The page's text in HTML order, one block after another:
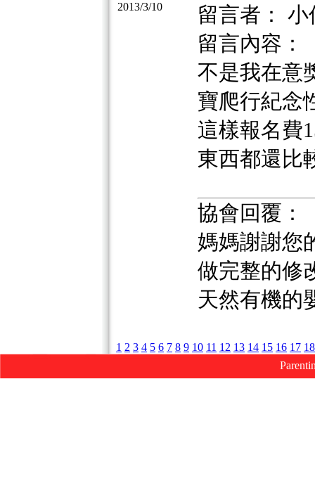
2013/3/10
留言者： 小
留言內容：
不是我在意
寶爬行紀念
這樣報名費
東西都還比
協會回覆：
媽媽謝謝您
做完整的修
天然有機的
1 2 3 4 5 6 7 8 9 10 11 12 13 14 15 16 17 18